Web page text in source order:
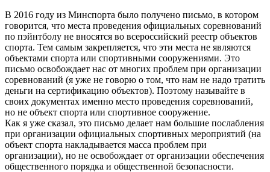
В 2016 году из Минспорта было получено письмо, в котором
говорится, что места проведения официальных соревнований
по пэйнтболу не вносятся во всероссийский реестр объектов
спорта. Тем самым закрепляется, что эти места не являются
объектами спорта или спортивными сооружениями. Это
письмо освобождает нас от многих проблем при организации
соревнований (я уже не говорю о том, что нам не надо тратить
деньги на сертификацию объектов). Поэтому называйте в
своих документах именно место проведения соревнований,
но не объект спорта или спортивное сооружение.
Как я уже сказал, это письмо делает нам большие послабления
при организации официальных спортивных мероприятий (на
объект спорта накладывается масса проблем при
организации), но не освобождает от организации обеспечения
общественного порядка и общественной безопасности.